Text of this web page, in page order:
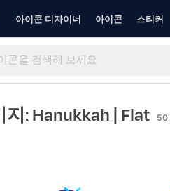
아이콘 디자이너 아이콘 스티커
: Hanukkah | Flat 50